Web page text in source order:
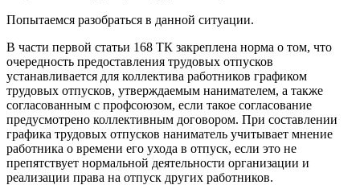
Попытаемся разобраться в данной ситуации.
В части первой статьи 168 ТК закреплена норма о том, что
очередность предоставления трудовых отпусков
устанавливается для коллектива работников графиком
трудовых отпусков, утверждаемым нанимателем, а также
согласованным с профсоюзом, если такое согласование
предусмотрено коллективным договором. При составлении
графика трудовых отпусков наниматель учитывает мнение
работника о времени его ухода в отпуск, если это не
препятствует нормальной деятельности организации и
реализации права на отпуск других работников.